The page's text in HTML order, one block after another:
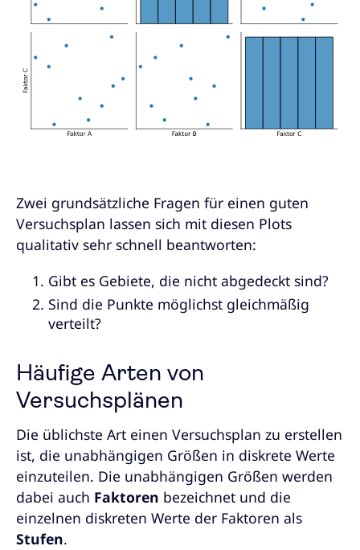
Zwei grundsätzliche Fragen für einen guten
Versuchsplan lassen sich mit diesen Plots
qualitativ sehr schnell beantworten:
Gibt es Gebiete, die nicht abgedeckt sind?
Sind die Punkte möglichst gleichmäßig
verteilt?
Häufige Arten von
Versuchsplänen
Die üblichste Art einen Versuchsplan zu erstellen
ist, die unabhängigen Größen in diskrete Werte
einzuteilen. Die unabhängigen Größen werden
dabei auch Faktoren bezeichnet und die
einzelnen diskreten Werte der Faktoren als
Stufen.